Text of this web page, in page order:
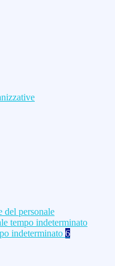
del personale
tempo indeterminato
indeterminato 6